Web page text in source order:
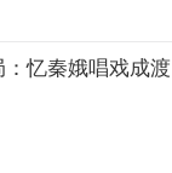
忆秦娥唱戏成渡